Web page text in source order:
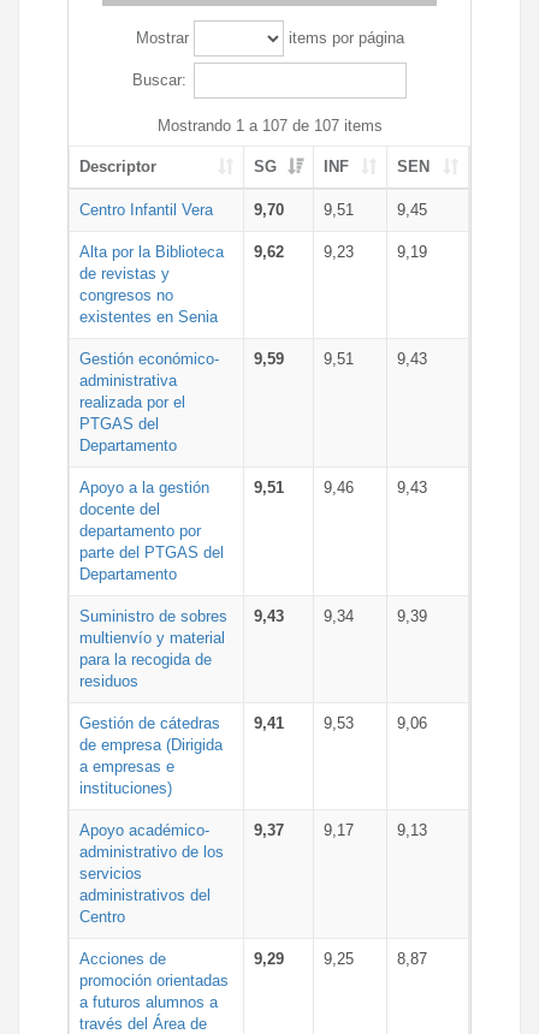
Mostrar items por página
Buscar:
Mostrando 1 a 107 de 107 items
Descriptor SG INF SEN
Centro Infantil Vera 9,70 9,51 9,45
Alta por la Biblioteca
de revistas y
congresos no
existentes en Senia
9,62 9,23 9,19
Gestión económico-
administrativa
realizada por el
PTGAS del
Departamento
9,59 9,51 9,43
Apoyo a la gestión
docente del
departamento por
parte del PTGAS del
Departamento
9,51 9,46 9,43
Suministro de sobres
multienvío y material
para la recogida de
residuos
9,43 9,34 9,39
Gestión de cátedras
de empresa (Dirigida
a empresas e
instituciones)
9,41 9,53 9,06
Apoyo académico-
administrativo de los
servicios
administrativos del
Centro
9,37 9,17 9,13
Acciones de
promoción orientadas
a futuros alumnos a
través del Área de
9,29 9,25 8,87